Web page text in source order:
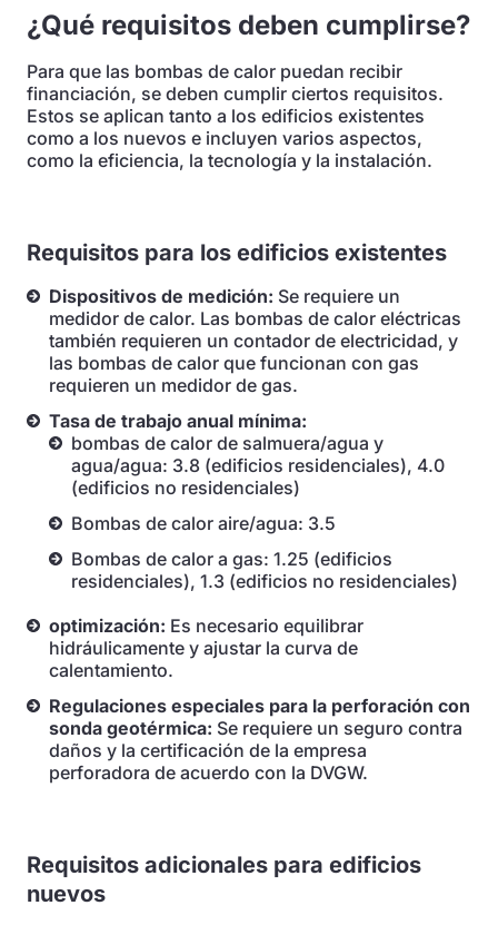
¿Qué requisitos deben cumplirse?
Para que las bombas de calor puedan recibir
financiación, se deben cumplir ciertos requisitos.
Estos se aplican tanto a los edificios existentes
como a los nuevos e incluyen varios aspectos,
como la eficiencia, la tecnología y la instalación.
Requisitos para los edificios existentes
Dispositivos de medición: Se requiere un
medidor de calor. Las bombas de calor eléctricas
también requieren un contador de electricidad, y
las bombas de calor que funcionan con gas
requieren un medidor de gas.
Tasa de trabajo anual mínima:
bombas de calor de salmuera/agua y
agua/agua: 3.8 (edificios residenciales), 4.0
(edificios no residenciales)
Bombas de calor aire/agua: 3.5
Bombas de calor a gas: 1.25 (edificios
residenciales), 1.3 (edificios no residenciales)
optimización: Es necesario equilibrar
hidráulicamente y ajustar la curva de
calentamiento.
Regulaciones especiales para la perforación con
sonda geotérmica: Se requiere un seguro contra
daños y la certificación de la empresa
perforadora de acuerdo con la DVGW.
Requisitos adicionales para edificios
nuevos